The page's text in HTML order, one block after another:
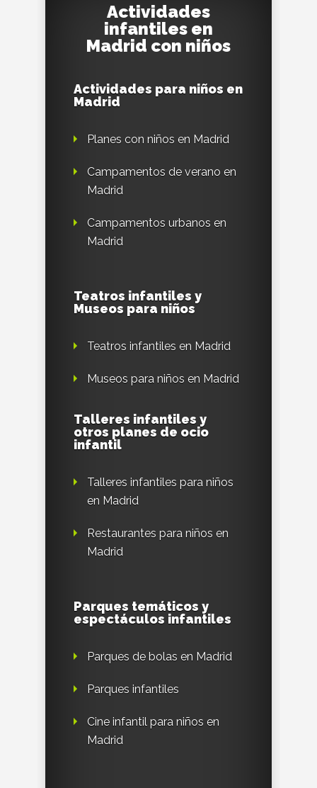
Actividades
infantiles en
Madrid con niños
Actividades para niños en
Madrid
Planes con niños en Madrid
Campamentos de verano en
Madrid
Campamentos urbanos en
Madrid
Teatros infantiles y
Museos para niños
Teatros infantiles en Madrid
Museos para niños en Madrid
Talleres infantiles y
otros planes de ocio
infantil
Talleres infantiles para niños
en Madrid
Restaurantes para niños en
Madrid
Parques temáticos y
espectáculos infantiles
Parques de bolas en Madrid
Parques infantiles
Cine infantil para niños en
Madrid